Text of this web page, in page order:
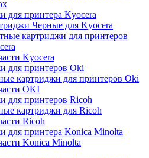
для принтера Kyocera
Черные для Kyocera
картриджи для принтеров
Kyocera
для принтеров Oki
картриджи для принтеров Oki
OKI
для принтеров Ricoh
картриджи для Ricoh
Ricoh
для принтера Konica Minolta
Koniсa Minolta